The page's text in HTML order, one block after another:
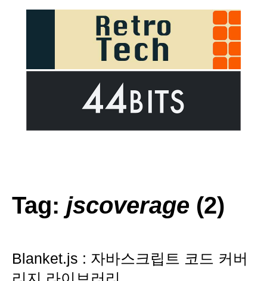
Tag: jscoverage (2)
Blanket.js : 자바스크립트 코드 커버